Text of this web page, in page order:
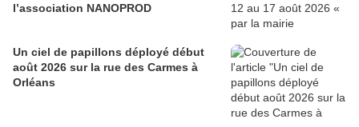
l’association NANOPROD
Un ciel de papillons déployé début
août 2026 sur la rue des Carmes à
Orléans